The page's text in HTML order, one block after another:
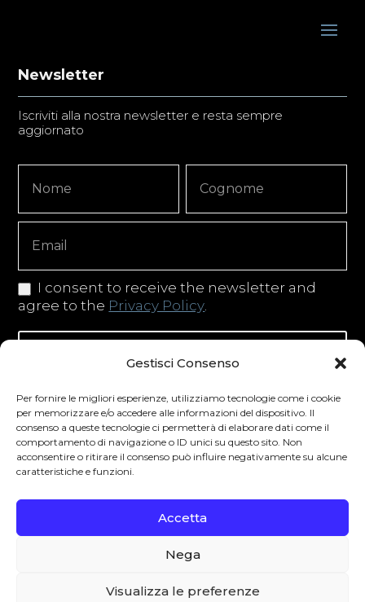
Gestisci Consenso
Per fornire le migliori esperienze, utilizziamo tecnologie come i cookie
per memorizzare e/o accedere alle informazioni del dispositivo. Il
consenso a queste tecnologie ci permetterà di elaborare dati come il
comportamento di navigazione o ID unici su questo sito. Non
acconsentire o ritirare il consenso può influire negativamente su alcune
caratteristiche e funzioni.
Accetta
Nega
Visualizza le preferenze
Newsletter
Iscriviti alla nostra newsletter e resta sempre
aggiornato
Signup
Copy
I consent to receive the newsletter and
agree to the Privacy Policy.
Iscriviti alla newsletter
Degustibus invita al consumo responsabile.
La vendita di bevande alcoliche è vietata ai
Paese di residenza. L’abuso di alcol è
pericoloso per la salute.